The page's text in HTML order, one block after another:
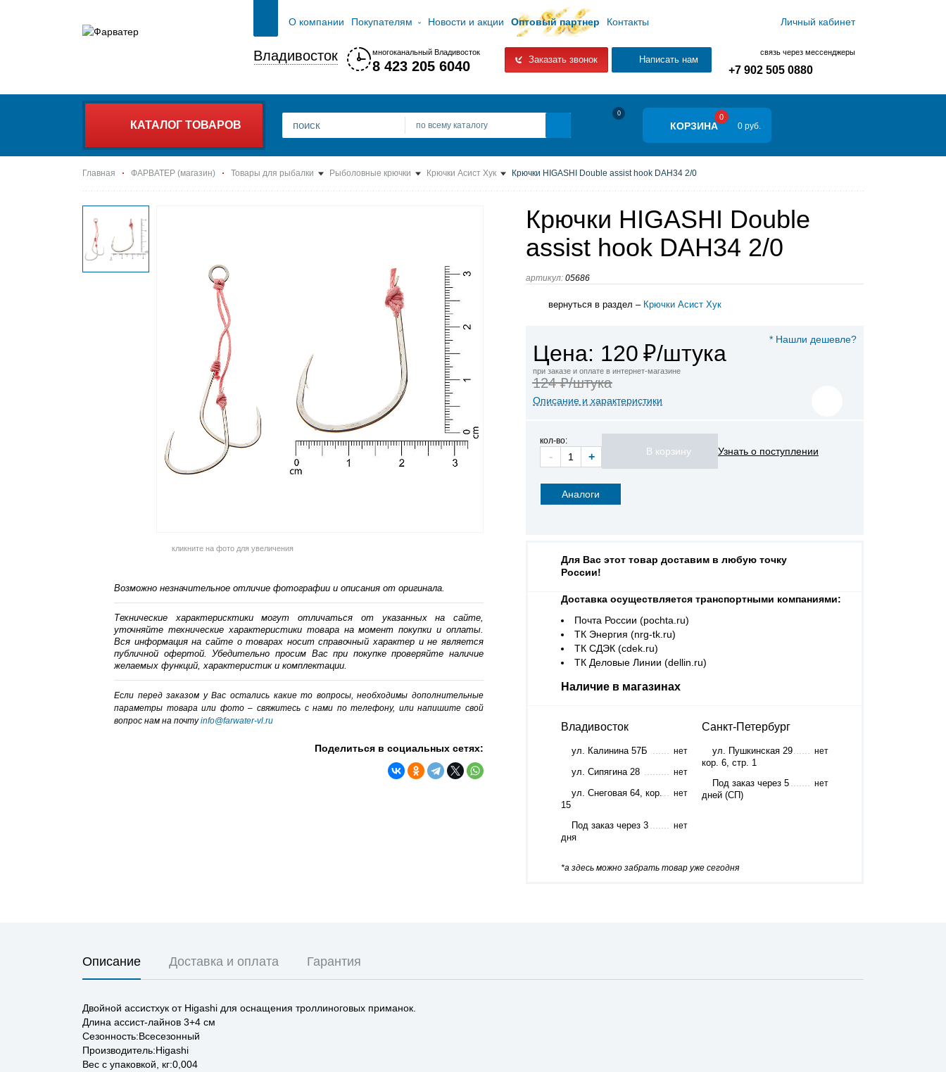
О компании Покупателям Новости и акции Оптовый партнер Контакты Личный кабинет
Владивосток многоканальный Владивосток
8 423 205 6040 Заказать звонок Написать нам
связь через мессенджеры
+7 902 505 0880
КАТАЛОГ ТОВАРОВ по всему каталогу
0
КОРЗИНА
0
0 руб.
Главная ФАРВАТЕР (магазин) Товары для рыбалки Рыболовные крючки Крючки Асист Хук Крючки HIGASHI Double assist hook DAH34 2/0
Крючки HIGASHI Double
assist hook DAH34 2/0
артикул: 05686
вернуться в раздел – Крючки Асист Хук
кликните на фото для увеличения
Возможно незначительное отличие фотографии и описания от оригинала.
Технические характерисктики могут отличаться от указанных на сайте,
уточняйте технические характеристики товара на момент покупки и оплаты.
Вся информация на сайте о товарах носит справочный характер и не является
публичной офертой. Убедительно просим Вас при покупке проверяйте наличие
желаемых функций, характеристик и комплектации.
Если перед заказом у Вас остались какие то вопросы, необходимы дополнительные
параметры товара или фото – cвяжитесь с нами по телефону, или напишите свой
вопрос нам на почтуinfo@farwater-vl.ru
Поделиться в социальных сетях:
* Нашли дешевле?
Цена: 120 ₽/штука
при заказе и оплате в интернет-магазине
124 ₽/штука
Описание и характеристики
кол-во:
- + Узнать о поступлении
Аналоги
Для Вас этот товар доставим в любую точку
России!
Доставка осуществляется транспортными компаниями:
Почта России (pochta.ru)
ТК Энергия (nrg-tk.ru)
ТК СДЭК (cdek.ru)
ТК Деловые Линии (dellin.ru)
Наличие в магазинах
Владивосток
ул. Калинина 57Б нет
ул. Сипягина 28 нет
ул. Снеговая 64, кор.
15
нет
Под заказ через 3
дня
нет
Санкт-Петербург
ул. Пушкинская 29
кор. 6, стр. 1
нет
Под заказ через 5
дней (СП)
нет
*а здесь можно забрать товар уже сегодня
Описание Доставка и оплата Гарантия
Двойной ассистхук от Higashi для оснащения троллиноговых приманок.
Длина ассист-лайнов 3+4 см
Сезонность:Всесезонный
Производитель:Higashi
Вес с упаковкой, кг:0,004